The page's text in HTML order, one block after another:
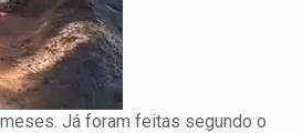
Já foram feitas segundo o